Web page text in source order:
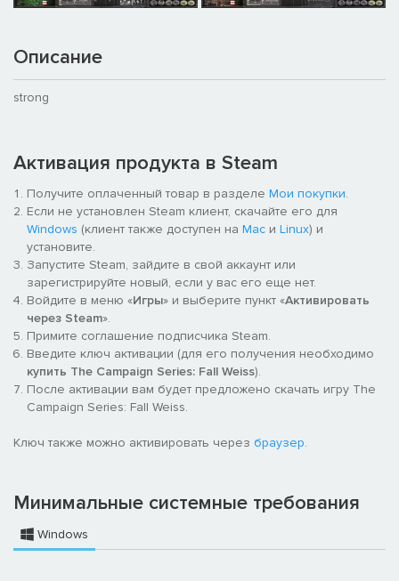
Описание
strong
Активация продукта в Steam
Получите оплаченный товар в разделе Мои покупки.
Если не установлен Steam клиент, скачайте его для
Windows (клиент также доступен на Mac и Linux) и
установите.
Запустите Steam, зайдите в свой аккаунт или
зарегистрируйте новый, если у вас его еще нет.
Войдите в меню «Игры» и выберите пункт «Активировать
через Steam».
Примите соглашение подписчика Steam.
Введите ключ активации (для его получения необходимо
купить The Campaign Series: Fall Weiss).
После активации вам будет предложено скачать игру The
Campaign Series: Fall Weiss.
Ключ также можно активировать через браузер.
Минимальные системные требования
Windows